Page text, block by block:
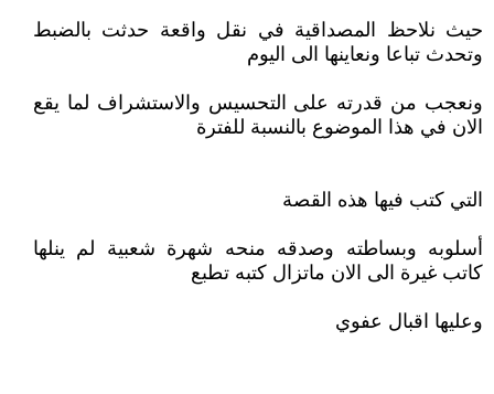
حيث نلاحظ المصداقية في نقل واقعة حدثت بالضبط
وتحدث تباعا ونعاينها الى اليوم
ونعجب من قدرته على التحسيس والاستشراف لما يقع
الان في هذا الموضوع بالنسبة للفترة
التي كتب فيها هذه القصة
أسلوبه وبساطته وصدقه منحه شهرة شعبية لم ينلها
كاتب غيرة الى الان ماتزال كتبه تطبع
وعليها اقبال عفوي